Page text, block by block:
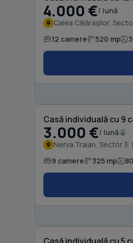
4.000 €/ lună
Calea Călărașilor,
12 camere 520 mp
Casă individuală cu 9
3.000 €/ lună
Nerva Traian, Sector 3
9 camere 325 mp